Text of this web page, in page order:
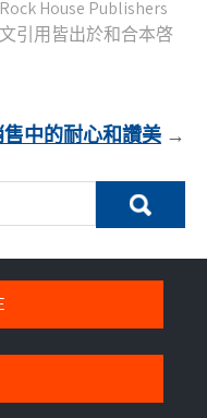
中的耐心和讚美